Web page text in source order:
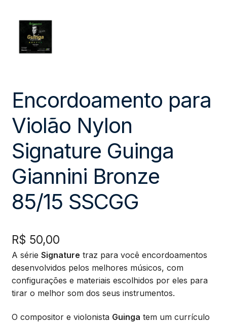
Encordoamento para
Violão Nylon
Signature Guinga
Giannini Bronze
85/15 SSCGG
R$ 50,00
A série Signature traz para você encordoamentos
desenvolvidos pelos melhores músicos, com
configurações e materiais escolhidos por eles para
tirar o melhor som dos seus instrumentos.
O compositor e violonista Guinga tem um currículo